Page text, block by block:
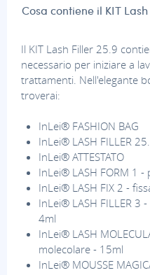
Cosa contiene il KIT
Il KIT Lash Filler 25.9
necessario per iniziare a
trattamenti. Nell'elegante
troverai:
InLei® FASHION BAG
InLei® LASH FILLER
InLei® ATTESTATO
InLei® LASH FORM 1
InLei® LASH FIX 2 -
InLei® LASH FILLER 3
4ml
InLei® LASH
molecolare - 15ml
InLei® MOUSSE